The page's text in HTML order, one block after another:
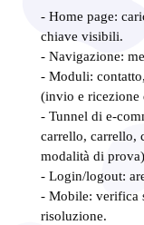
- Home page:
chiave visibili.
- Navigazione:
- Moduli:
(invio e ricezione
- Tunnel di e-
carrello, carrello,
modalità di
- Login/logout:
- Mobile: verifica
risoluzione.